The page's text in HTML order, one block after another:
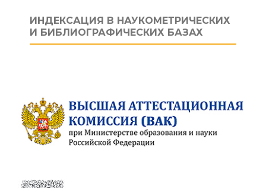
ИНДЕКСАЦИЯ В НАУКОМЕТРИЧЕСКИХ
И БИБЛИОГРАФИЧЕСКИХ БАЗАХ